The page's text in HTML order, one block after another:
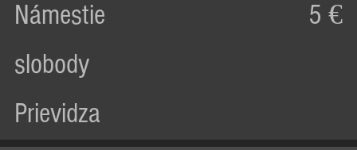
Námestie
slobody
Prievidza
5 €